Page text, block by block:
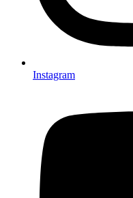
Instagram